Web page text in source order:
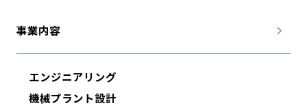
事業内容
エンジニアリング
機械プラント設計